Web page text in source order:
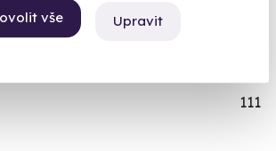
vše Upravit
vy nebo obdarovaný později.
Již mám poukaz
111